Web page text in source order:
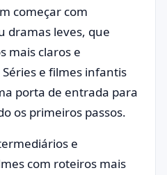
começar com
dramas leves, que
mais claros e
e filmes infantis
porta de entrada para
os primeiros passos.
e
com roteiros mais